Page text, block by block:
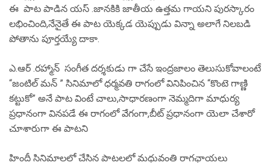
ఈ పాట పాడిన యస్ .జానకికి జాతీయ ఉత్తమ గాయని పురస్కారం
లభించింది,నేనైతే ఈ పాట యెక్కడ యెప్పుడు విన్నా అలాగే నిలబడి
పోతాను పూర్తయ్యే దాకా.
ఎ.ఆర్ .రహ్మాన్ సంగీత దర్శకుడు గా చేసే ఇంద్రజాలం తెలుసుకోవాలంటే
“జంటిల్ మన్ ” సినిమాలో ధర్మవతి రాగంలో వినిపించిన “కొంటె గాణ్ణి
కట్టుకో” అనే పాట వింటే చాలు,సాధారణంగా నెమ్మదిగా మాధుర్య
ప్రధానంగా వినపడే ఈ రాగంలో వేగంగా,బీట్ ప్రధానంగా యెలా చేశారో
చూశారుగా ఈ పాటని
హిందీ సినిమాలలో చేసిన పాటలలో మధువంతి రాగఛాయలు